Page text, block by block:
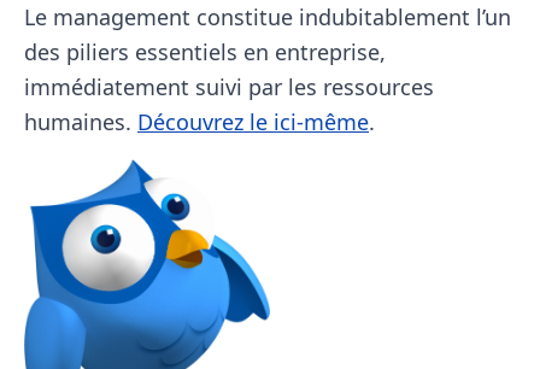
Le management constitue indubitablement l’un
des piliers essentiels en entreprise,
immédiatement suivi par les ressources
humaines. Découvrez le ici-même.